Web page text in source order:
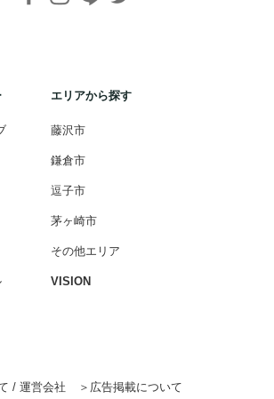
エリアから探す
藤沢市
鎌倉市
逗子市
茅ヶ崎市
その他エリア
VISION
/ 運営会社 広告掲載について